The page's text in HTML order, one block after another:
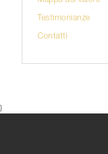
Testimonianze
Contatti
}